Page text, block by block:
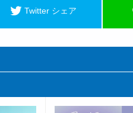
Twitter シェア